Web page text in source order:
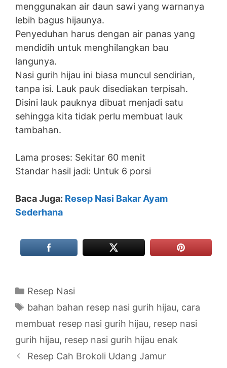
menggunakan air daun sawi yang warnanya
lebih bagus hijaunya.
Penyeduhan harus dengan air panas yang
mendidih untuk menghilangkan bau
langunya.
Nasi gurih hijau ini biasa muncul sendirian,
tanpa isi. Lauk pauk disediakan terpisah.
Disini lauk pauknya dibuat menjadi satu
sehingga kita tidak perlu membuat lauk
tambahan.
Lama proses: Sekitar 60 menit
Standar hasil jadi: Untuk 6 porsi
Baca Juga: Resep Nasi Bakar Ayam
Sederhana
Categories
Resep Nasi
Tags
bahan bahan resep nasi gurih hijau, cara
membuat resep nasi gurih hijau, resep nasi
gurih hijau, resep nasi gurih hijau enak
Resep Cah Brokoli Udang Jamur